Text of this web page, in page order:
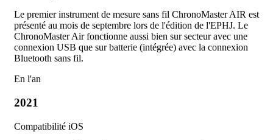
Le premier instrument de mesure sans fil ChronoMaster AIR est
présenté au mois de septembre lors de l'édition de l'EPHJ. Le
ChronoMaster Air fonctionne aussi bien sur secteur avec une
connexion USB que sur batterie (intégrée) avec la connexion
Bluetooth sans fil.
En l'an
2021
Compatibilité iOS